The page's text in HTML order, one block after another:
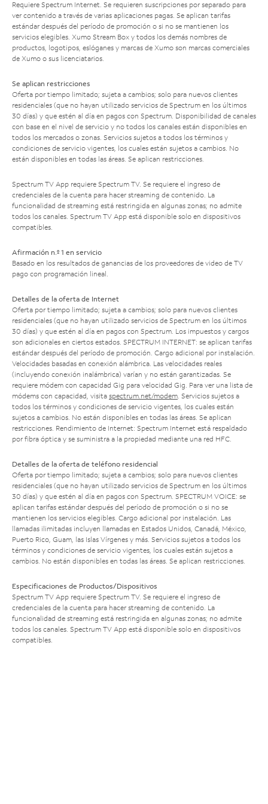
Requiere Spectrum Internet. Se requieren suscripciones por separado para
ver contenido a través de varias aplicaciones pagas. Se aplican tarifas
estándar después del período de promoción o si no se mantienen los
servicios elegibles. Xumo Stream Box y todos los demás nombres de
productos, logotipos, eslóganes y marcas de Xumo son marcas comerciales
de Xumo o sus licenciatarios.
Se aplican restricciones
Oferta por tiempo limitado; sujeta a cambios; solo para nuevos clientes
residenciales (que no hayan utilizado servicios de Spectrum en los últimos
30 días) y que estén al día en pagos con Spectrum. Disponibilidad de canales
con base en el nivel de servicio y no todos los canales están disponibles en
todos los mercados o zonas. Servicios sujetos a todos los términos y
condiciones de servicio vigentes, los cuales están sujetos a cambios. No
están disponibles en todas las áreas. Se aplican restricciones.
Spectrum TV App requiere Spectrum TV. Se requiere el ingreso de
credenciales de la cuenta para hacer streaming de contenido. La
funcionalidad de streaming está restringida en algunas zonas; no admite
todos los canales. Spectrum TV App está disponible solo en dispositivos
compatibles.
Afirmación n.º 1 en servicio
Basado en los resultados de ganancias de los proveedores de video de TV
pago con programación lineal.
Detalles de la oferta de Internet
Oferta por tiempo limitado; sujeta a cambios; solo para nuevos clientes
residenciales (que no hayan utilizado servicios de Spectrum en los últimos
30 días) y que estén al día en pagos con Spectrum. Los impuestos y cargos
son adicionales en ciertos estados. SPECTRUM INTERNET: se aplican tarifas
estándar después del período de promoción. Cargo adicional por instalación.
Velocidades basadas en conexión alámbrica. Las velocidades reales
(incluyendo conexión inalámbrica) varían y no están garantizadas. Se
requiere módem con capacidad Gig para velocidad Gig. Para ver una lista de
módems con capacidad, visita spectrum.net/modem. Servicios sujetos a
todos los términos y condiciones de servicio vigentes, los cuales están
sujetos a cambios. No están disponibles en todas las áreas. Se aplican
restricciones. Rendimiento de Internet: Spectrum Internet está respaldado
por fibra óptica y se suministra a la propiedad mediante una red HFC.
Detalles de la oferta de teléfono residencial
Oferta por tiempo limitado; sujeta a cambios; solo para nuevos clientes
residenciales (que no hayan utilizado servicios de Spectrum en los últimos
30 días) y que estén al día en pagos con Spectrum. SPECTRUM VOICE: se
aplican tarifas estándar después del período de promoción o si no se
mantienen los servicios elegibles. Cargo adicional por instalación. Las
llamadas ilimitadas incluyen llamadas en Estados Unidos, Canadá, México,
Puerto Rico, Guam, las Islas Vírgenes y más. Servicios sujetos a todos los
términos y condiciones de servicio vigentes, los cuales están sujetos a
cambios. No están disponibles en todas las áreas. Se aplican restricciones.
Especificaciones de Productos/Dispositivos
Spectrum TV App requiere Spectrum TV. Se requiere el ingreso de
credenciales de la cuenta para hacer streaming de contenido. La
funcionalidad de streaming está restringida en algunas zonas; no admite
todos los canales. Spectrum TV App está disponible solo en dispositivos
compatibles.